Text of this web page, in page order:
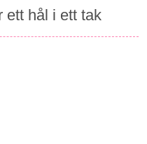
ett hål i ett tak